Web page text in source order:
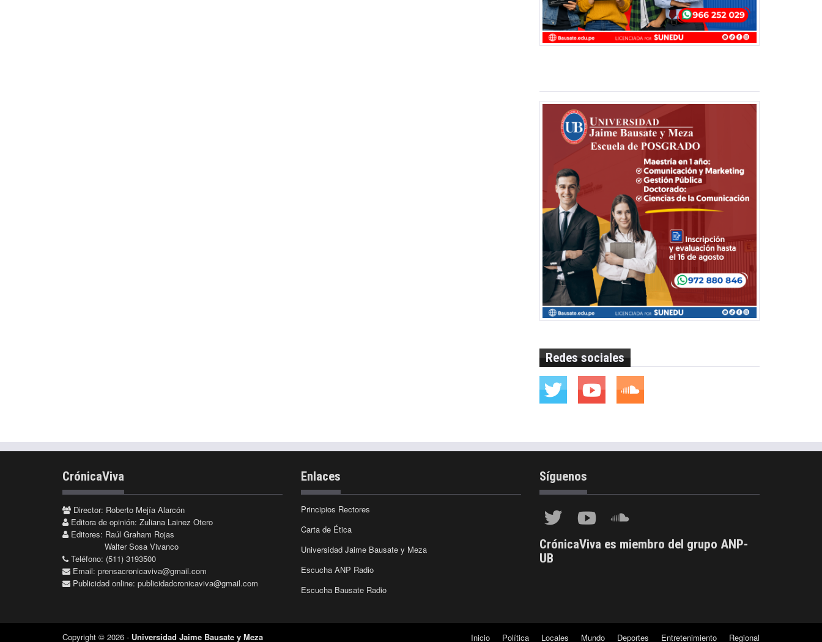
Redes sociales
CrónicaViva
Director: Roberto Mejía Alarcón
Editora de opinión: Zuliana Lainez Otero
Editores: Raúl Graham Rojas
Walter Sosa Vivanco
Teléfono: (511) 3193500
Email: prensacronicaviva@gmail.com
Publicidad online: publicidadcronicaviva@gmail.com
Enlaces
Principios Rectores
Carta de Ética
Universidad Jaime Bausate y Meza
Escucha ANP Radio
Escucha Bausate Radio
Síguenos
CrónicaViva es miembro del grupo ANP-
UB
Copyright © 2026 - Universidad Jaime Bausate y Meza Inicio Política Locales Mundo Deportes Entretenimiento Regional